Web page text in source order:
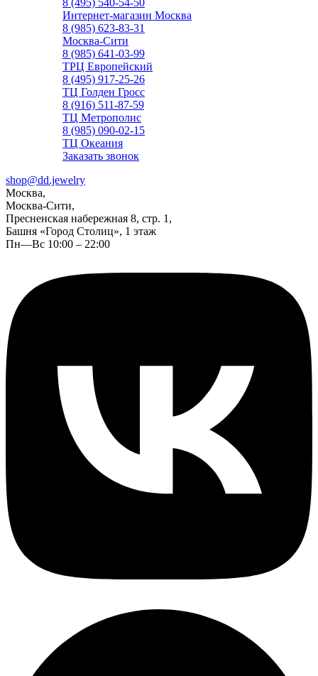
8 (495) 540-54-50
Интернет-магазин Москва
8 (985) 623-83-31
Москва-Сити
8 (985) 641-03-99
ТРЦ Европейский
8 (495) 917-25-26
ТЦ Голден Гросс
8 (916) 511-87-59
ТЦ Метрополис
8 (985) 090-02-15
ТЦ Океания
Заказать звонок
shop@dd.jewelry
Москва,
Москва-Сити,
Пресненская набережная 8, стр. 1,
Башня «Город Столиц», 1 этаж
Пн—Вс 10:00 – 22:00